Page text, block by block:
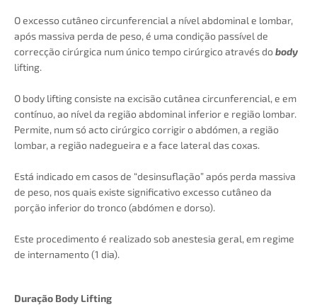
O excesso cutâneo circunferencial a nível abdominal e lombar,
após massiva perda de peso, é uma condição passível de
correcção cirúrgica num único tempo cirúrgico através dobody
lifting.
O body lifting consiste na excisão cutânea circunferencial, e em
contínuo, ao nível da região abdominal inferior e região lombar.
Permite, num só acto cirúrgico corrigir o abdómen, a região
lombar, a região nadegueira e a face lateral das coxas.
Está indicado em casos de “desinsuflação” após perda massiva
de peso, nos quais existe significativo excesso cutâneo da
porção inferior do tronco (abdómen e dorso).
Este procedimento é realizado sob anestesia geral, em regime
de internamento (1 dia).
Duração Body Lifting